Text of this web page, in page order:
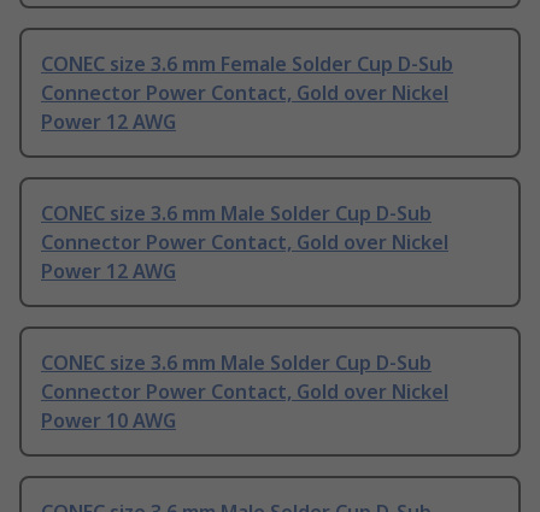
CONEC size 3.6 mm Female Solder Cup D-Sub
Connector Power Contact, Gold over Nickel
Power 12 AWG
CONEC size 3.6 mm Male Solder Cup D-Sub
Connector Power Contact, Gold over Nickel
Power 12 AWG
CONEC size 3.6 mm Male Solder Cup D-Sub
Connector Power Contact, Gold over Nickel
Power 10 AWG